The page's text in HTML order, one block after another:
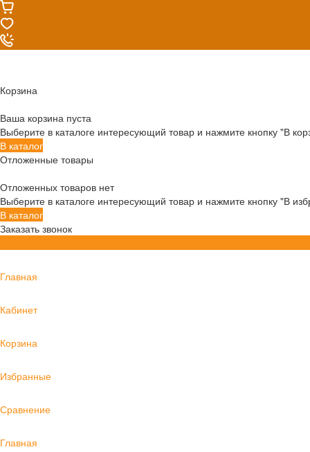
Корзина
Ваша корзина пуста
Выберите в каталоге интересующий товар и нажмите кнопку "В
В каталог
Отложенные товары
Отложенных товаров нет
Выберите в каталоге интересующий товар и нажмите кнопку "В
В каталог
Заказать звонок
Главная
Кабинет
Корзина
Избранные
Сравнение
Главная